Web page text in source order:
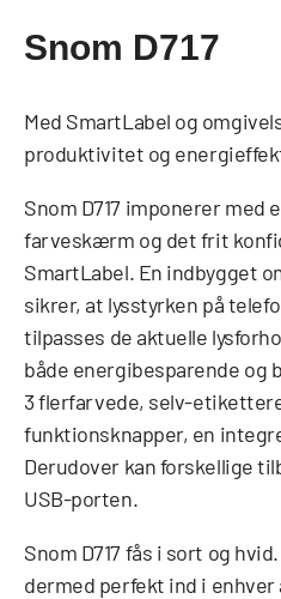
Snom D717
Med SmartLabel og
produktivitet og
Snom D717 imponerer med
farveskærm og det frit
SmartLabel. En indbygget
sikrer, at lysstyrken på
tilpasses de aktuelle
både energibesparende og
3 flerfarvede, selv-
funktionsknapper, en
Derudover kan forskellige
USB-porten.
Snom D717 fås i sort og
dermed perfekt ind i